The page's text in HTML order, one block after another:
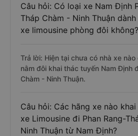
Câu hỏi: Có loại xe Nam Định
Tháp Chàm - Ninh Thuận
xe limousine phòng đôi không?
Trả lời: Hiện tại chưa có nhà xe
nằm đôi khai thác tuyến Nam Định
Chàm - Ninh Thuận.
Câu hỏi: Các hãng xe nào
xe Limousine đi Phan Rang-
Ninh Thuận từ Nam Định?